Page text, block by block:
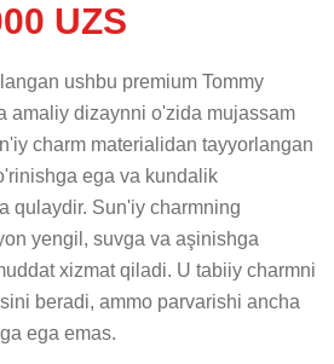
UZS
ushbu premium Tommy
amaliy dizaynni o'zida mujassam
charm materialidan tayyorlangan
ega va kundalik
qulaydir. Sun'iy charmning
yengil, suvga va aşinishga
xizmat qiladi. U tabiiy charmni
beradi, ammo parvarishi ancha
ega emas.